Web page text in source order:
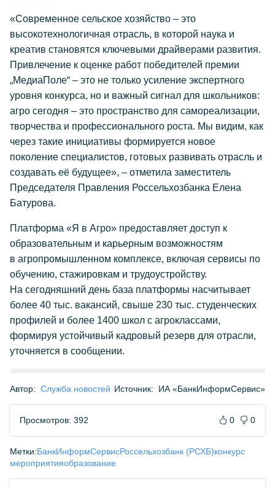
«Современное сельское хозяйство – это
высокотехнологичная отрасль, в которой наука и
креатив становятся ключевыми драйверами развития.
Привлечение к оценке работ победителей премии
„МедиаПоле“ – это не только усиление экспертного
уровня конкурса, но и важный сигнал для школьников:
агро сегодня – это пространство для самореализации,
творчества и профессионального роста. Мы видим, как
через такие инициативы формируется новое
поколение специалистов, готовых развивать отрасль и
создавать её будущее», – отметила заместитель
Председателя Правления Россельхозбанка Елена
Батурова.
Платформа «Я в Агро» предоставляет доступ к
образовательным и карьерным возможностям
в агропромышленном комплексе, включая сервисы по
обучению, стажировкам и трудоустройству.
На сегодняшний день база платформы насчитывает
более 40 тыс. вакансий, свыше 230 тыс. студенческих
профилей и более 1400 школ с агроклассами,
формируя устойчивый кадровый резерв для отрасли,
уточняется в сообщении.
Автор: Служба новостей Источник: ИА «БанкИнформСервис»
Просмотров: 392 0 0
Метки:БанкИнформСервисРоссельхозбанк (РСХБ)конкурс
мероприятияобразование